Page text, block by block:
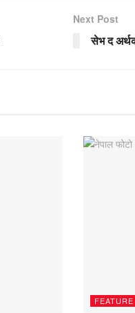
Next Post
सेभ द
FEATURE